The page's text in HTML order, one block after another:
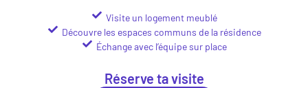
Bien-Être Le23/05/2022 par
Visite un logement meublé
Découvre les espaces communs de la résidence
Échange avec l’équipe sur place
Réserve ta visite